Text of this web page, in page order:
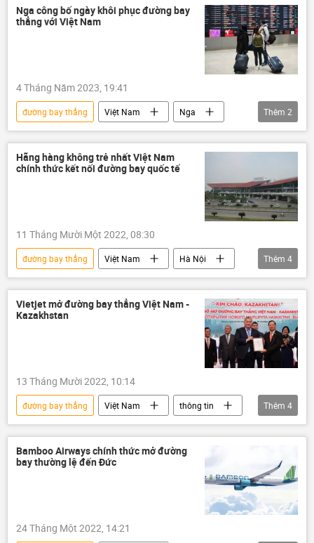
tăng trưởng kinh tế
Nga công bố ngày khôi phục đường bay
thẳng với Việt Nam
4 Tháng Năm 2023, 19:41
đường bay thẳng Việt Nam
Nga
Thế giới
Hợp tác Nga-Việt
Thêm 2
Hãng hàng không trẻ nhất Việt Nam
chính thức kết nối đường bay quốc tế
11 Tháng Mười Một 2022, 08:30
đường bay thẳng Việt Nam
Hà Nội
Thành phố Hồ Chí Minh
Bangkok
Thái Lan
hàng không
Thêm 4
Vietjet mở đường bay thẳng Việt Nam -
Kazakhstan
13 Tháng Mười 2022, 10:14
đường bay thẳng Việt Nam
thông tin
hàng không
Vietjet
VietJet Air
Thế giới
Thêm 4
Bamboo Airways chính thức mở đường
bay thường lệ đến Đức
24 Tháng Một 2022, 14:21